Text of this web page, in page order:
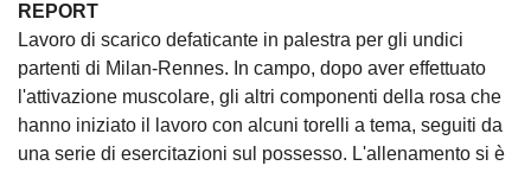
REPORT
Lavoro di scarico defaticante in palestra per gli undici
partenti di Milan-Rennes. In campo, dopo aver effettuato
l'attivazione muscolare, gli altri componenti della rosa che
hanno iniziato il lavoro con alcuni torelli a tema, seguiti da
una serie di esercitazioni sul possesso. L'allenamento si è